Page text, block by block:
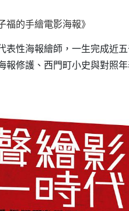
福的手繪電影海報》
表性海報繪師，一生完成近
報修護、西門町小史與對照